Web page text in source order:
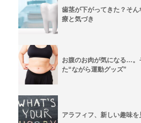
歯茎が下がってきた？そ
療と気づき
お腹のお肉が気になる…。
た“ながら運動グッズ”
アラフィフ、新しい趣味を